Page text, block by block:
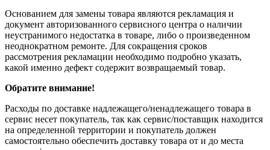
Основанием для замены товара являются рекламация и
документ авторизованного сервисного центра о наличии
неустранимого недостатка в товаре, либо о произведенном
неоднократном ремонте. Для сокращения сроков
рассмотрения рекламации необходимо подробно указать,
какой именно дефект содержит возвращаемый товар.
Обратите внимание!
Расходы по доставке надлежащего/ненадлежащего товара в
сервис несет покупатель, так как сервис/поставщик находится
на определенной территории и покупатель должен
самостоятельно обеспечить доставку товара от и до места